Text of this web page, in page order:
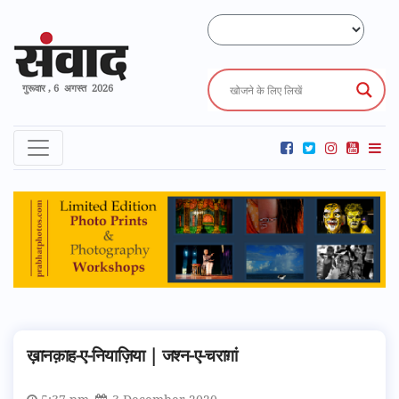
गुरूवार , 6 अगस्त 2026
ख़ानक़ाह-ए-नियाज़िया | जश्न-ए-चराग़ां